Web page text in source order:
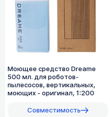
Моющее средство Dreame
500 мл. для роботов-
пылесосов, вертикальных,
моющих - оригинал, 1:200
Совместимость